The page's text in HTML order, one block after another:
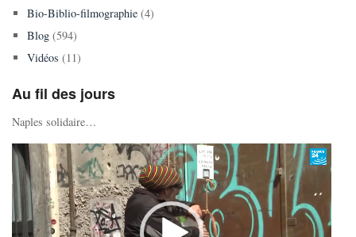
Bio-Biblio-filmographie(4)
Blog(594)
Vidéos (11)
Au fil des jours
Naples solidaire…
Lecteur
vidéo